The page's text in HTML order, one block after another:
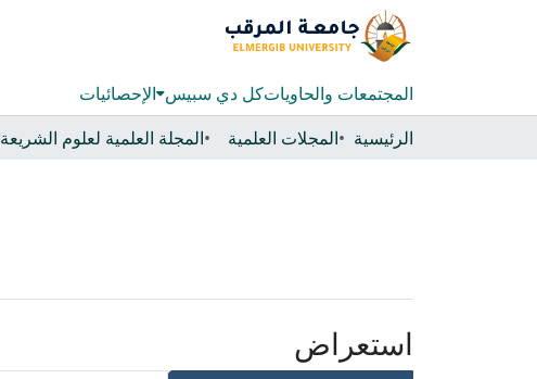
المجتمعات والحاوياتكل دي سبيس الإحصائيات
الرئيسية
المجلات العلمية المجلة العلمية لعلوم الشريعة
استعراض